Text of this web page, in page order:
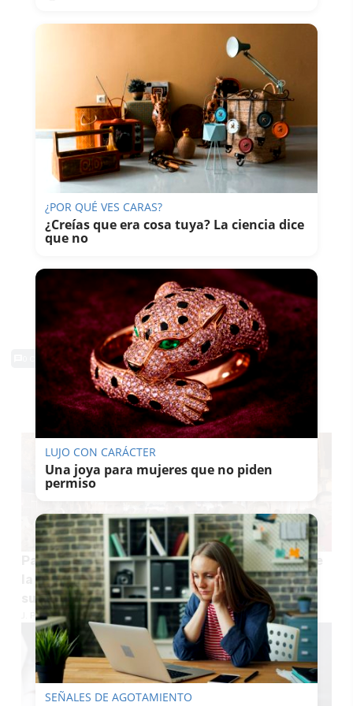
0 Comentarios
TE PUEDE INTERESAR
Pacma se suma a la recogida de firmas para que
la feria de La Barca de la Florida no tenga la
suelta de vaquillas
J. P. LOZANO
¿POR QUÉ VES CARAS?
¿Creías que era cosa tuya? La ciencia dice
que no
LUJO CON CARÁCTER
Una joya para mujeres que no piden
permiso
SEÑALES DE AGOTAMIENTO